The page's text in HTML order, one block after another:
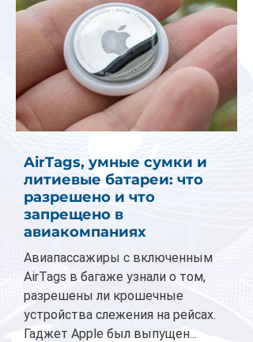
AirTags, умные сумки и
литиевые батареи: что
разрешено и что
запрещено в
авиакомпаниях
Авиапассажиры с включенным
AirTags в багаже узнали о том,
разрешены ли крошечные
устройства слежения на рейсах.
Гаджет Apple был выпущен...